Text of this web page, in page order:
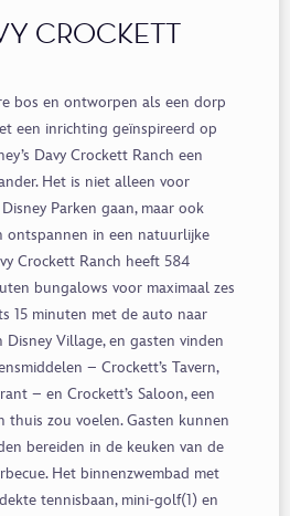
CROCKETT
bos en ontworpen als een dorp
een inrichting geïnspireerd op
Davy Crockett Ranch een
Het is niet alleen voor
Parken gaan, maar ook
ontspannen in een natuurlijke
Crockett Ranch heeft 584
bungalows voor maximaal zes
15 minuten met de auto naar
Disney Village, en gasten vinden
– Crockett’s Tavern,
– en Crockett’s Saloon, een
thuis zou voelen. Gasten kunnen
bereiden in de keuken van de
Het binnenzwembad met
tennisbaan, mini-golf(1) en